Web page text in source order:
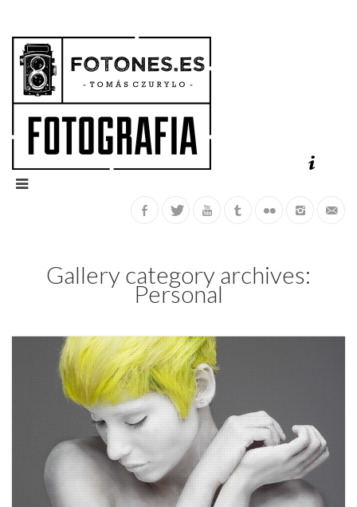
Gallery category archives:
Personal
97